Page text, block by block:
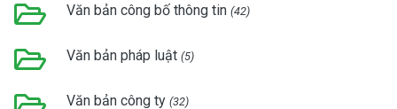
Văn bản công bố thông tin(42)
Văn bản pháp luật(5)
Văn bản công ty(32)